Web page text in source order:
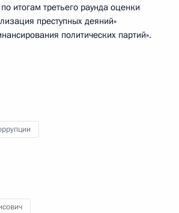
итогам третьего раунда оценки
преступных деяний»
политических партий».